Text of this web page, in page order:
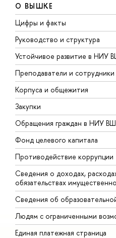
О ВЫШКЕ
Цифры и факты
Руководство и структура
Устойчивое развитие в НИУ
Преподаватели и сотрудники
Корпуса и общежития
Закупки
Обращения граждан в НИУ
Фонд целевого капитала
Противодействие коррупции
Сведения о доходах,
обязательствах
Сведения об
Людям с ограниченными
Единая платежная страница